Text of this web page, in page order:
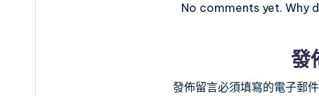
No comments yet. Why
發
發佈留言必須填寫的電子郵